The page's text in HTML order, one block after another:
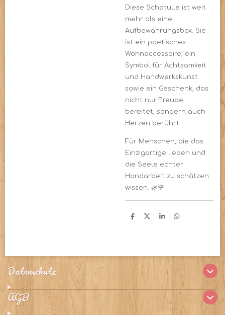
Diese Schatulle ist weit
mehr als eine
Aufbewahrungsbox. Sie
ist ein poetisches
Wohnaccessoire, ein
Symbol für Achtsamkeit
und Handwerkskunst
sowie ein Geschenk, das
nicht nur Freude
bereitet, sondern auch
Herzen berührt.
Für Menschen, die das
Einzigartige lieben und
die Seele echter
Handarbeit zu schätzen
wissen. 🌿🌹
T
T
T
T
Datenschutz
AGB